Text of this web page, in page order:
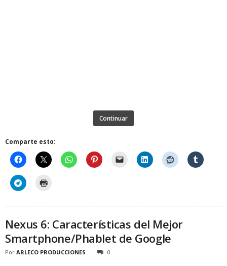
Continuar
Comparte esto:
Nexus 6: Características del Mejor
Smartphone/Phablet de Google
Por ARLECO PRODUCCIONES 0